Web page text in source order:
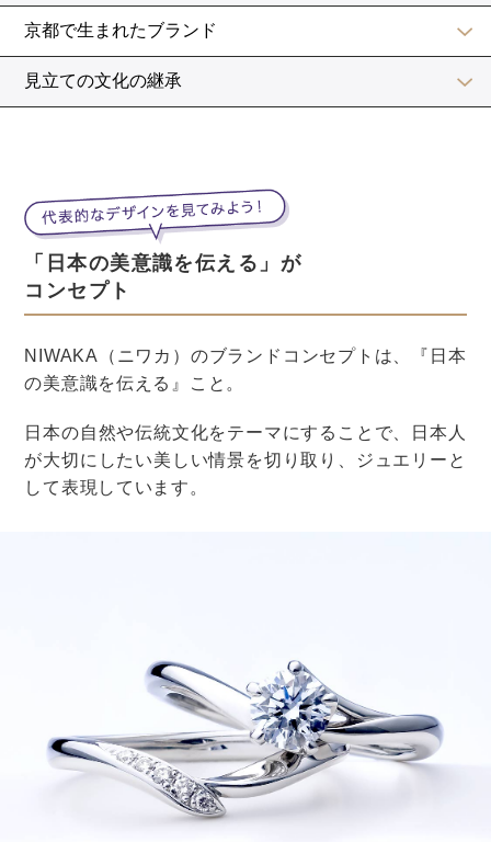
緊急の場合は病院へ！
ましょう。
前もって近くの病院をチェックして、問い合わせておく